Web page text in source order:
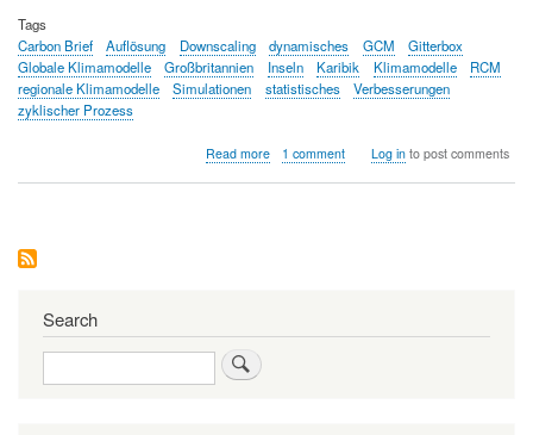
Tags
Carbon Brief
Auflösung Downscaling dynamisches GCM
Gitterbox
Globale Klimamodelle
Großbritannien Inseln Karibik Klimamodelle
RCM
regionale Klimamodelle
Simulationen statistisches
Verbesserungen
zyklischer Prozess
Read moreabout
permanenten,
1 comment Log into post comments
Search
Search